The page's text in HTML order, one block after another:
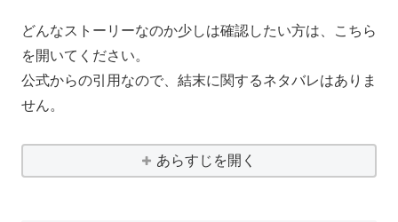
どんなストーリーなのか少しは確認したい方は、こちら
を開いてください。
公式からの引用なので、結末に関するネタバレはありま
せん。
あらすじを開く